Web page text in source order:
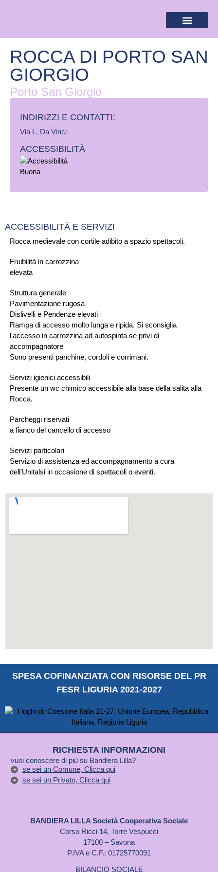
ROCCA DI PORTO SAN
GIORGIO
Porto San Giorgio
INDIRIZZI E CONTATTI:​
Via L. Da Vinci
ACCESSIBILITÀ
Rocca medievale con cortile adibito a spazio spettacoli.
Fruibilità in carrozzina
elevata
Struttura generale
Pavimentazione rugosa
Dislivelli e Pendenze elevati
Rampa di accesso molto lunga e ripida. Si sconsiglia
l'accesso in carrozzina ad autospinta se privi di
accompagnatore
Sono presenti panchine, cordoli e corrimani.
Servizi igienici accessibili
Presente un wc chimico accessibile alla base della salita alla
Rocca.
Parcheggi riservati
a fianco del cancello di accesso
Servizi particolari
Servizio di assistenza ed accompagnamento a cura
dell'Unitalsi in occasione di spettacoli o eventi.
ACCESSIBILITÀ E SERVIZI
SPESA COFINANZIATA CON RISORSE DEL PR
FESR LIGURIA 2021-2027
RICHIESTA INFORMAZIONI
vuoi conoscere di più su Bandiera Lilla?
se sei un Comune, Clicca qui
se sei un Privato, Clicca qui
BANDIERA LILLA Società Cooperativa Sociale
Corso Ricci 14, Torre Vespucci
17100 – Savona
P.IVA e C.F.: 01725770091
BILANCIO SOCIALE